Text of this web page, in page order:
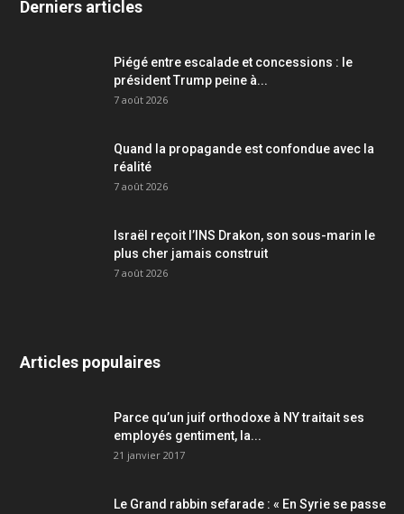
Derniers articles
Piégé entre escalade et concessions : le
président Trump peine à...
7 août 2026
Quand la propagande est confondue avec la
réalité
7 août 2026
Israël reçoit l’INS Drakon, son sous-marin le
plus cher jamais construit
7 août 2026
Articles populaires
Parce qu’un juif orthodoxe à NY traitait ses
employés gentiment, la...
21 janvier 2017
Le Grand rabbin sefarade : « En Syrie se passe